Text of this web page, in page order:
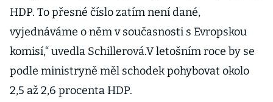
HDP. To přesné číslo zatím není dané,
vyjednáváme o něm v současnosti s Evropskou
komisí,“ uvedla Schillerová.V letošním roce by se
podle ministryně měl schodek pohybovat okolo
2,5 až 2,6 procenta HDP.